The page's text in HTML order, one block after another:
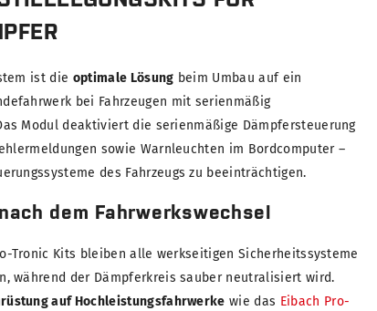
ist die optimale Lösung beim Umbau auf ein
bei Fahrzeugen mit serienmäßig
Modul deaktiviert die serienmäßige Dämpfersteuerung
sowie Warnleuchten im Bordcomputer –
des Fahrzeugs zu beeinträchtigen.
dem Fahrwerkswechsel
Tronic Kits bleiben alle werkseitigen Sicherheitssysteme
während der Dämpferkreis sauber neutralisiert wird.
auf Hochleistungsfahrwerke wie das Eibach Pro-